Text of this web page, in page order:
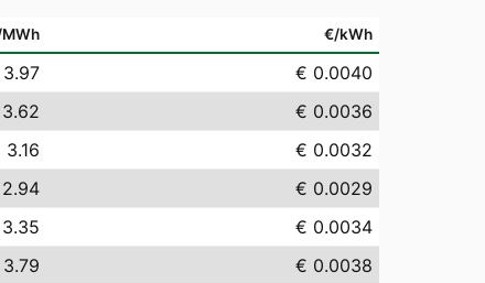
€/kWh
€ 0.0040
€ 0.0036
3.16
€ 0.0032
€ 0.0029
€ 0.0034
€ 0.0038